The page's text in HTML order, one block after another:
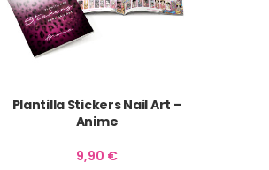
Plantilla Stickers Nail Art –
Anime
9,90 €